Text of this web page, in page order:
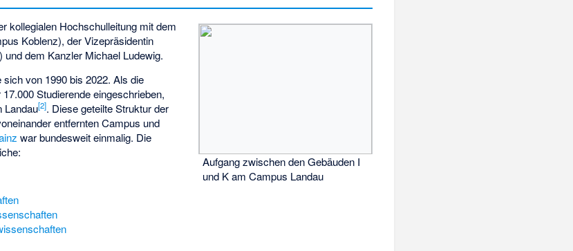
Aufgang zwischen den Gebäuden I
und K am Campus Landau
kollegialen Hochschulleitung mit dem
Koblenz), der Vizepräsidentin
und dem Kanzler Michael Ludewig.
von 1990 bis 2022. Als die
Studierende eingeschrieben,
Landau[2]. Diese geteilte Struktur der
entfernten Campus und
war bundesweit einmalig. Die